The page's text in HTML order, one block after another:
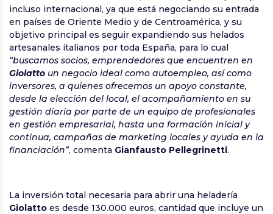
incluso internacional, ya que está negociando su entrada
en países de Oriente Medio y de Centroamérica, y su
objetivo principal es seguir expandiendo sus helados
artesanales italianos por toda España, para lo cual
“buscamos socios, emprendedores que encuentren en
Giolatto un negocio ideal como autoempleo, así como
inversores, a quienes ofrecemos un apoyo constante,
desde la elección del local, el acompañamiento en su
gestión diaria por parte de un equipo de profesionales
en gestión empresarial, hasta una formación inicial y
continua, campañas de marketing locales y ayuda en la
financiación”, comenta Gianfausto Pellegrinetti.
La inversión total necesaria para abrir una heladería
Giolatto es desde 130.000 euros, cantidad que incluye un